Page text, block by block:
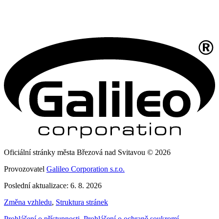
Oficiální stránky města Březová nad Svitavou © 2026
Provozovatel Galileo Corporation s.r.o.
Poslední aktualizace: 6. 8. 2026
Změna vzhledu, Struktura stránek